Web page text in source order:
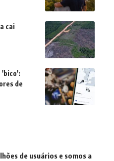
cai
'bico':
de
de usuários e somos a